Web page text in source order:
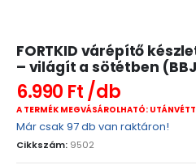
FORTKID várépítő
– világít a sötétben
6.990 Ft
A TERMÉK MEGVÁSÁROLHATÓ:
Már csak 97 db van raktáron!
Cikkszám: 9502